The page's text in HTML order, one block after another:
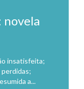
novela
insatisfeita;
a...